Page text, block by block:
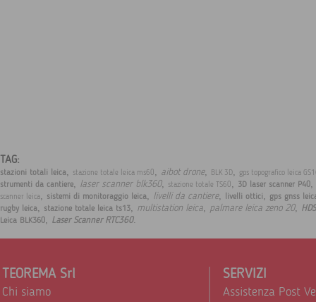
TAG:
stazioni totali leica, stazione totale leica ms60, aibot drone, BLK 3D, gps topografico leica
strumenti da cantiere, laser scanner blk360, stazione totale TS60, 3D laser scanner P40,
scanner leica, sistemi di monitoraggio leica, livelli da cantiere, livelli ottici, gps gnss
rugby leica, stazione totale leica ts13, multistation leica, palmare leica zeno 20,
Leica BLK360, Laser Scanner RTC360.
TEOREMA Srl
Chi siamo
SERVIZI
Assistenza Post